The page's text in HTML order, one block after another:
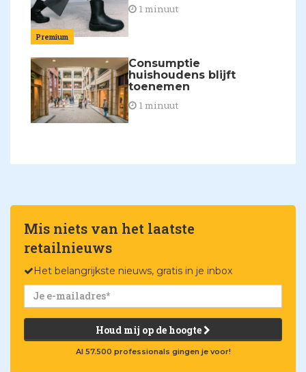
Premium
1 minuut
Consumptie
huishoudens blijft
toenemen
1 minuut
Mis niets van het laatste
retailnieuws
Het belangrijkste nieuws, gratis in je inbox
Houd mij op de hoogte
Al 57.500 professionals gingen je voor!